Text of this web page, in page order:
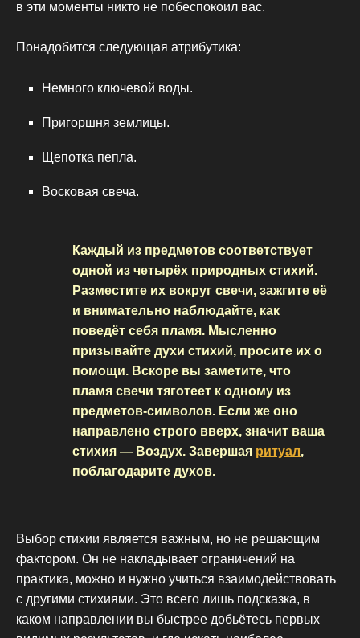
в эти моменты никто не побеспокоил вас.
Понадобится следующая атрибутика:
Немного ключевой воды.
Пригоршня землицы.
Щепотка пепла.
Восковая свеча.
Каждый из предметов соответствует
одной из четырёх природных стихий.
Разместите их вокруг свечи, зажгите её
и внимательно наблюдайте, как
поведёт себя пламя. Мысленно
призывайте духи стихий, просите их о
помощи. Вскоре вы заметите, что
пламя свечи тяготеет к одному из
предметов-символов. Если же оно
направлено строго вверх, значит ваша
стихия — Воздух. Завершая ритуал,
поблагодарите духов.
Выбор стихии является важным, но не решающим
фактором. Он не накладывает ограничений на
практика, можно и нужно учиться взаимодействовать
с другими стихиями. Это всего лишь подсказка, в
каком направлении вы быстрее добьётесь первых